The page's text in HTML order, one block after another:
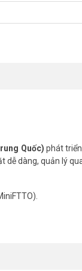
S8T2T
Quốc) phát
dàng, quản lý qua